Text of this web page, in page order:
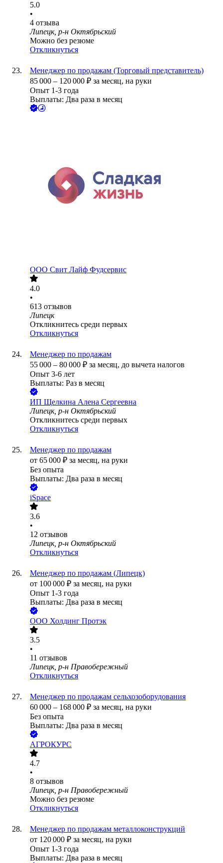
5.0
•
4 отзыва
Липецк, р-н Октябрьский
Можно без резюме
Откликнуться
Менеджер по продажам (Торговый представитель)
85 000 – 120 000 ₽ за месяц, на руки
Опыт 1-3 года
Выплаты: Два раза в месяц
ООО Свит Лайф Фудсервис
4.0
•
613 отзывов
Липецк
Откликнитесь среди первых
Откликнуться
Менеджер по продажам
55 000 – 80 000 ₽ за месяц, до вычета налогов
Опыт 3-6 лет
Выплаты: Раз в месяц
ИП Щелкина Алена Сергеевна
Липецк, р-н Октябрьский
Откликнитесь среди первых
Откликнуться
Менеджер по продажам
от 65 000 ₽ за месяц, на руки
Без опыта
Выплаты: Два раза в месяц
iSpace
3.6
•
12 отзывов
Липецк, р-н Октябрьский
Откликнуться
Менеджер по продажам (Липецк)
от 100 000 ₽ за месяц, на руки
Опыт 1-3 года
Выплаты: Два раза в месяц
ООО Холдинг Протэк
3.5
•
11 отзывов
Липецк, р-н Правобережный
Откликнуться
Менеджер по продажам сельхозоборудования
60 000 – 168 000 ₽ за месяц, на руки
Без опыта
Выплаты: Два раза в месяц
АГРОКУРС
4.7
•
8 отзывов
Липецк, р-н Правобережный
Можно без резюме
Откликнуться
Менеджер по продажам металлоконструкций
от 120 000 ₽ за месяц, на руки
Опыт 1-3 года
Выплаты: Два раза в месяц